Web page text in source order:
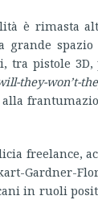
è rimasta
grande
tra pistole
they-won’t-
freelance,
Gardner-
in ruoli